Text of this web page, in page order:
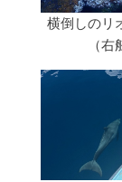
横倒しのリ
（右